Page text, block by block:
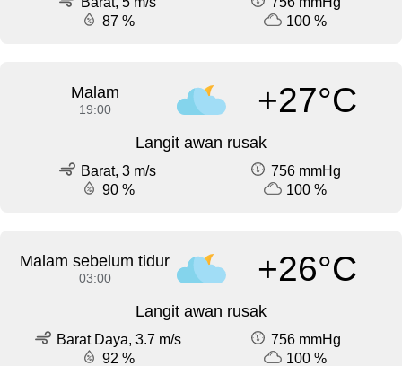
87 %
100 %
Malam
19:00 +27°C
Langit awan rusak
Barat, 3 m/s
756 mmHg
90 %
100 %
Malam sebelum tidur
03:00 +26°C
Langit awan rusak
Barat Daya, 3.7 m/s
756 mmHg
92 %
100 %